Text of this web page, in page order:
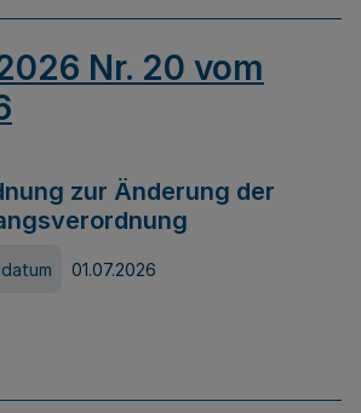
Nr. 20 vom
zur Änderung der
01.07.2026